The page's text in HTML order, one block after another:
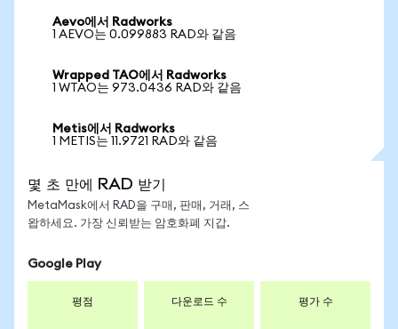
Aevo에서 Radworks
1 AEVO는 0.099883 RAD와 같음
Wrapped TAO에서 Radworks
1 WTAO는 973.0436 RAD와 같음
Metis에서 Radworks
1 METIS는 11.9721 RAD와 같음
몇 초 만에 RAD 받기
MetaMask에서 RAD을 구매, 판매, 거래, 스
왑하세요. 가장 신뢰받는 암호화폐 지갑.
Google Play
평점 다운로드 수 평가 수